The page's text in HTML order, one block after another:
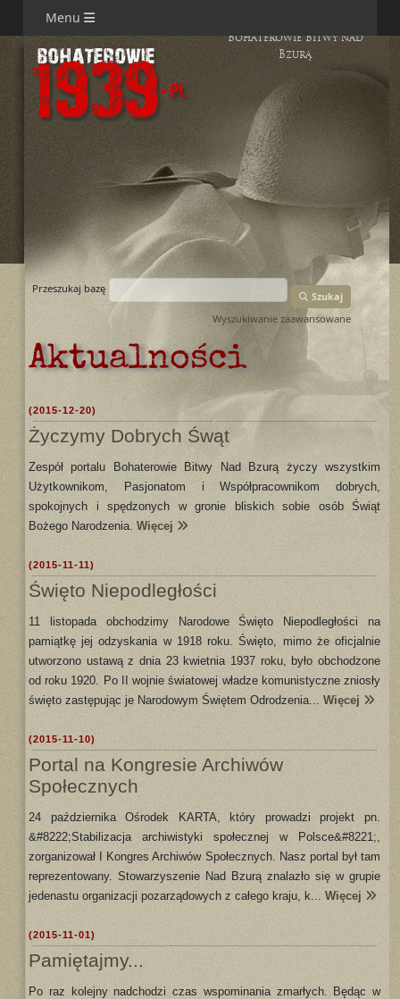
Menu
Bohaterowie Bitwy nad
Bzurą
Przeszukaj bazę
Szukaj
Wyszukiwanie zaawansowane
Aktualności
(2015-12-20)
Życzymy Dobrych Śwąt
Zespół portalu Bohaterowie Bitwy Nad Bzurą życzy wszystkim
Użytkownikom, Pasjonatom i Współpracownikom dobrych,
spokojnych i spędzonych w gronie bliskich sobie osób Świąt
Bożego Narodzenia. Więcej
(2015-11-11)
Święto Niepodległości
11 listopada obchodzimy Narodowe Święto Niepodległości na
pamiątkę jej odzyskania w 1918 roku. Święto, mimo że oficjalnie
utworzono ustawą z dnia 23 kwietnia 1937 roku, było obchodzone
od roku 1920. Po II wojnie światowej władze komunistyczne zniosły
święto zastępując je Narodowym Świętem Odrodzenia... Więcej
(2015-11-10)
Portal na Kongresie Archiwów
Społecznych
24 października Ośrodek KARTA, który prowadzi projekt pn.
&#8222;Stabilizacja archiwistyki społecznej w Polsce&#8221;,
zorganizował I Kongres Archiwów Społecznych. Nasz portal był tam
reprezentowany. Stowarzyszenie Nad Bzurą znalazło się w grupie
jedenastu organizacji pozarządowych z całego kraju, k... Więcej
(2015-11-01)
Pamiętajmy...
Po raz kolejny nadchodzi czas wspominania zmarłych. Będąc w